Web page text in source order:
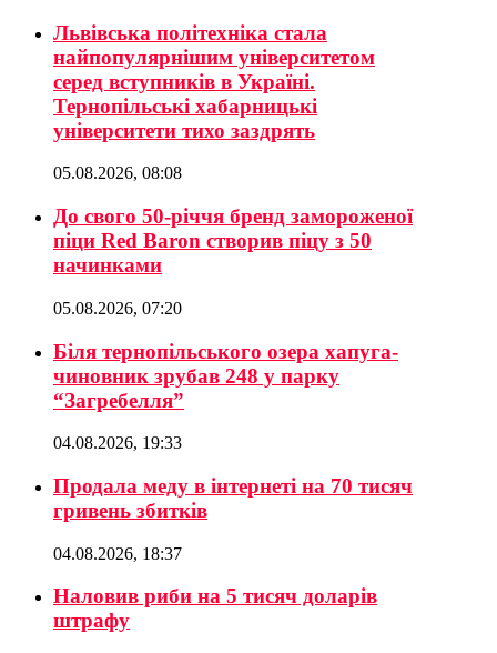
Львівська політехніка стала
найпопулярнішим університетом
серед вступників в Україні.
Тернопільські хабарницькі
університети тихо заздрять
05.08.2026, 08:08
До свого 50-річчя бренд замороженої
піци Red Baron створив піцу з 50
начинками
05.08.2026, 07:20
Біля тернопільського озера хапуга-
чиновник зрубав 248 у парку
“Загребелля”
04.08.2026, 19:33
Продала меду в інтернеті на 70 тисяч
гривень збитків
04.08.2026, 18:37
Наловив риби на 5 тисяч доларів
штрафу